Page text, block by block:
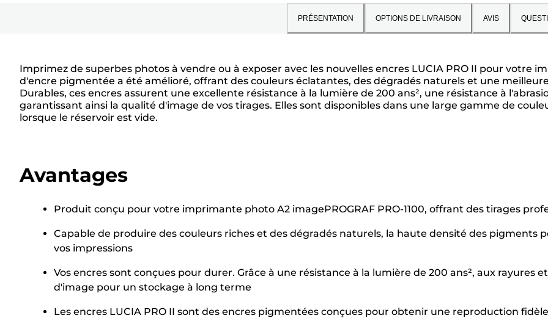
PRÉSENTATION OPTIONS DE LIVRAISON AVIS
Imprimez de superbes photos à vendre ou à exposer avec les nouvelles encres LUCIA PRO II pour votre
d'encre pigmentée a été amélioré, offrant des couleurs éclatantes, des dégradés naturels et une
Durables, ces encres assurent une excellente résistance à la lumière de 200 ans², une résistance à
garantissant ainsi la qualité d'image de vos tirages. Elles sont disponibles dans une large gamme de
lorsque le réservoir est vide.
Avantages
Produit conçu pour votre imprimante photo A2 imagePROGRAF PRO-1100, offrant des tirages
Capable de produire des couleurs riches et des dégradés naturels, la haute densité des
vos impressions
Vos encres sont conçues pour durer. Grâce à une résistance à la lumière de 200 ans², aux rayures
d'image pour un stockage à long terme
Les encres LUCIA PRO II sont des encres pigmentées conçues pour obtenir une reproduction